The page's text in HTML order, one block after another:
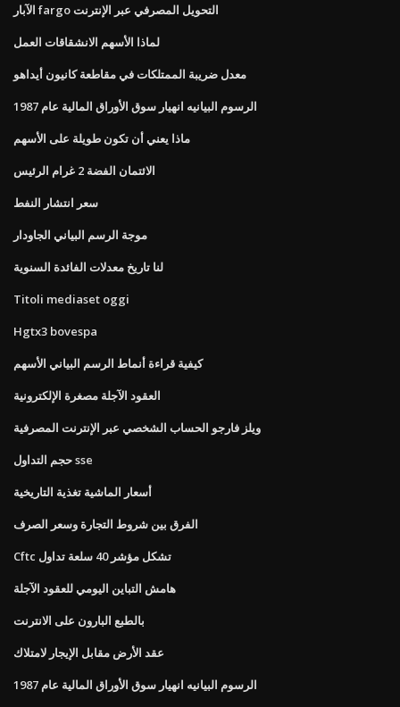
الآبار fargo التحويل المصرفي عبر الإنترنت
لماذا الأسهم الانشقاقات العمل
معدل ضريبة الممتلكات في مقاطعة كانيون أيداهو
الرسوم البيانيه انهيار سوق الأوراق المالية عام 1987
ماذا يعني أن تكون طويلة على الأسهم
الائتمان الفضة 2 غرام الرئيس
سعر انتشار النفط
موجة الرسم البياني الجاودار
لنا تاريخ معدلات الفائدة السنوية
Titoli mediaset oggi
Hgtx3 bovespa
كيفية قراءة أنماط الرسم البياني الأسهم
العقود الآجلة مصغرة الإلكترونية
ويلز فارجو الحساب الشخصي عبر الإنترنت المصرفية
حجم التداول sse
أسعار الماشية تغذية التاريخية
الفرق بين شروط التجارة وسعر الصرف
Cftc تشكل مؤشر 40 سلعة تداول
هامش التباين اليومي للعقود الآجلة
بالطبع البارون على الانترنت
عقد الأرض مقابل الإيجار لامتلاك
الرسوم البيانيه انهيار سوق الأوراق المالية عام 1987